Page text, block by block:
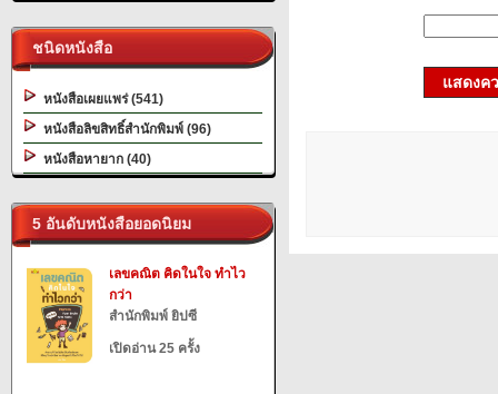
ชนิดหนังสือ
หนังสือเผยแพร่ (541)
หนังสือลิขสิทธิ์สำนักพิมพ์ (96)
หนังสือหายาก (40)
5 อันดับหนังสือยอดนิยม
เลขคณิต คิดในใจ ทำไว
กว่า
สำนักพิมพ์ ยิปซี
เปิดอ่าน 25 ครั้ง
แสดงค